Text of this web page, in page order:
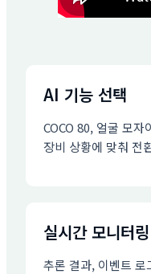
AI 기능 선택
COCO 80, 얼굴 모
장비 상황에 맞춰 전
실시간 모니터링
추론 결과, 이벤트 로